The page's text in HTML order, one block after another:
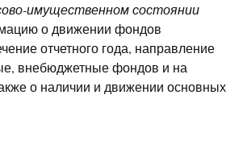
имущественном состоянии
о движении фондов
отчетного года, направление
внебюджетные фондов и на
о наличии и движении основных